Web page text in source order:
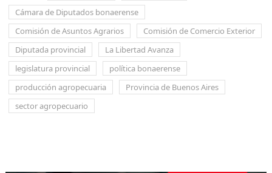
Cámara de Diputados bonaerense
Comisión de Asuntos Agrarios
Comisión de Comercio Exterior
Diputada provincial
La Libertad Avanza
legislatura provincial
política bonaerense
producción agropecuaria
Provincia de Buenos Aires
sector agropecuario